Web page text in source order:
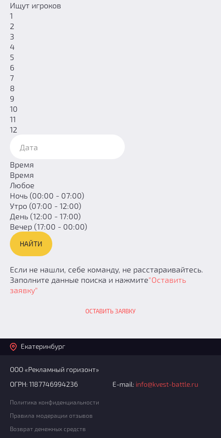
Ищут игроков
1
2
3
4
5
6
7
8
9
10
11
12
Время
Время
Любое
Ночь (00:00 - 07:00)
Утро (07:00 - 12:00)
День (12:00 - 17:00)
Вечер (17:00 - 00:00)
Если не нашли, себе команду, не расстараивайтесь.
Заполните данные поиска и нажмите"Оставить
заявку"
ОСТАВИТЬ ЗАЯВКУ
Екатеринбург
ООО «Рекламный горизонт»
ОГРН: 1187746994236
E-mail: info@kvest-battle.ru
Политика конфиденциальности
Правила модерации отзывов
Возврат денежных средств